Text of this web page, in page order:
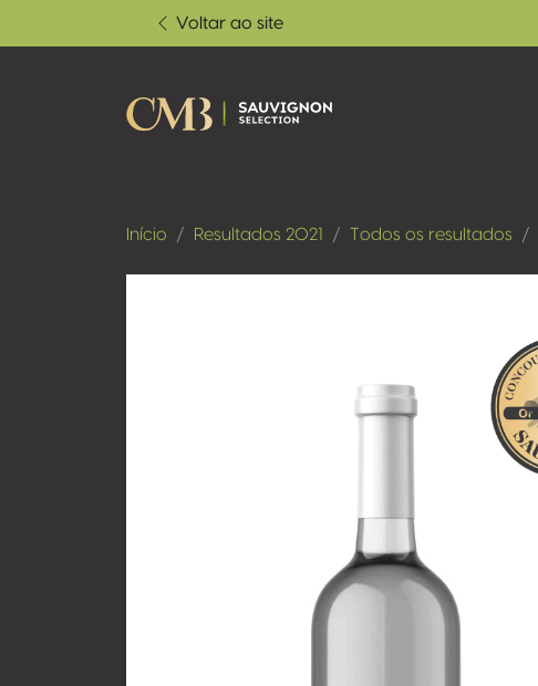
Voltar ao site
Início Resultados 2021 Todos os resultados